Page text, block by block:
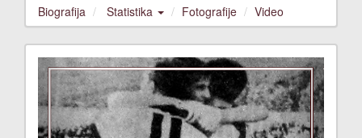
Biografija Statistika Fotografije Video
Previous Next